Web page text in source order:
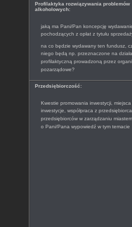
Profilaktyka rozwiązywania problemów
alkoholowych:
jaką ma Pani/Pan koncepcję
pochodzących z opłat z tytułu
na co będzie wydawany ten fundusz,
niego będą np. przeznaczone na
profilaktyczną prowadzoną przez
pozarządowe?
Przedsiębiorczość:
Kwestie promowania inwestycji, miejsca
inwestycje, współpraca z
przedsiębiorców w zarządzaniu
o Pani/Pana wypowiedź w tym temacie